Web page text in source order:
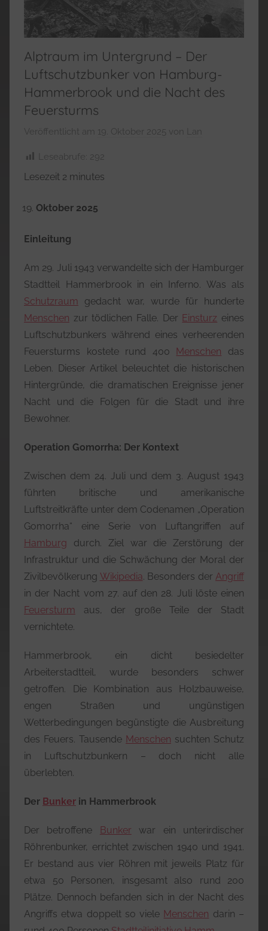
Alptraum im Untergrund – Der
Luftschutzbunker von Hamburg-
Hammerbrook und die Nacht des
Feuersturms
Veröffentlicht am 19. Oktober 2025 von Lan
Leseabrufe: 292
Lesezeit 2 minutes
Oktober 2025
Einleitung
Am 29. Juli 1943 verwandelte sich der Hamburger
Stadtteil Hammerbrook in ein Inferno. Was als
Schutzraum gedacht war, wurde für hunderte
Menschen zur tödlichen Falle. Der Einsturz eines
Luftschutzbunkers während eines verheerenden
Feuersturms kostete rund 400
Menschen das
Leben. Dieser Artikel beleuchtet die historischen
Hintergründe, die dramatischen Ereignisse jener
Nacht und die Folgen für die Stadt und ihre
Bewohner.
Operation Gomorrha: Der Kontext
Zwischen dem 24. Juli und dem 3. August 1943
führten britische und amerikanische
Luftstreitkräfte unter dem Codenamen „Operation
Gomorrha“ eine Serie von Luftangriffen auf
Hamburg durch. Ziel war die Zerstörung der
Infrastruktur und die Schwächung der Moral der
Zivilbevölkerung Wikipedia. Besonders der Angriff
in der Nacht vom 27. auf den 28. Juli löste einen
Feuersturm aus, der große Teile der Stadt
vernichtete.
Hammerbrook, ein dicht besiedelter
Arbeiterstadtteil, wurde besonders schwer
getroffen. Die Kombination aus Holzbauweise,
engen Straßen und ungünstigen
Wetterbedingungen begünstigte die Ausbreitung
des Feuers. Tausende Menschen suchten Schutz
in Luftschutzbunkern – doch nicht alle
überlebten.
Der Bunker in Hammerbrook
Der betroffene Bunker war ein unterirdischer
Röhrenbunker, errichtet zwischen 1940 und 1941.
Er bestand aus vier Röhren mit jeweils Platz für
etwa 50 Personen, insgesamt also rund 200
Plätze. Dennoch befanden sich in der Nacht des
Angriffs etwa doppelt so viele Menschen darin –